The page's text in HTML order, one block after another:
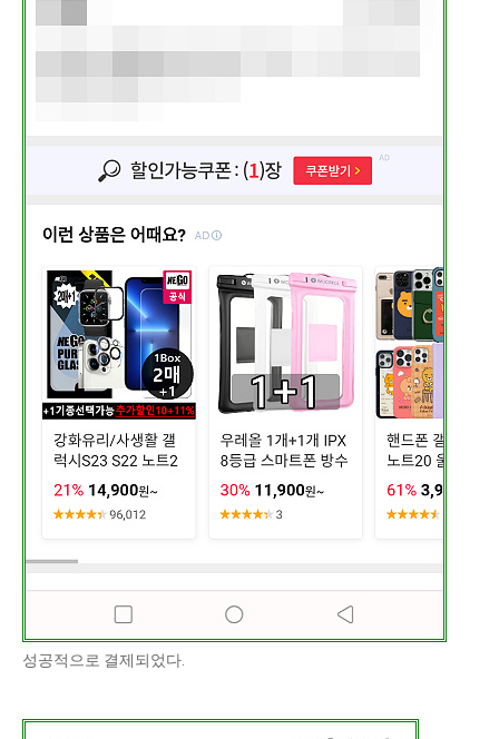
성공적으로 결제되었다.